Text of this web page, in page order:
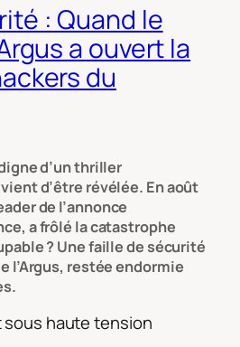
: Quand le
a ouvert la
du
d’un thriller
d’être révélée. En août
de l’annonce
a frôlé la catastrophe
? Une faille de sécurité
l’Argus, restée endormie
sous haute tension